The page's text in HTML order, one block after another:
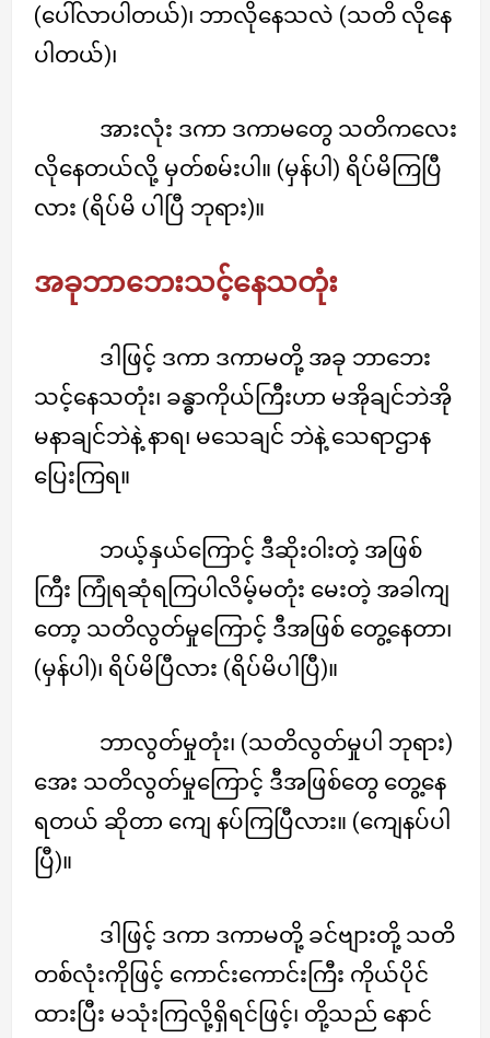
(ပေါ်လာပါတယ်)၊ ဘာလိုနေသလဲ (သတိ လိုနေ
ပါတယ်)၊
အားလုံး ဒကာ ဒကာမတွေ သတိကလေး
လိုနေတယ်လို့ မှတ်စမ်းပါ။ (မှန်ပါ) ရိပ်မိကြပြီ
လား (ရိပ်မိ ပါပြီ ဘုရား)။
အခုဘာဘေးသင့်နေသတုံး
ဒါဖြင့် ဒကာ ဒကာမတို့ အခု ဘာဘေး
သင့်နေသတုံး၊ ခန္ဓာကိုယ်ကြီးဟာ မအိုချင်ဘဲအို
မနာချင်ဘဲနဲ့ နာရ၊ မသေချင် ဘဲနဲ့ သေရာဌာန
ပြေးကြရ။
ဘယ့်နှယ်ကြောင့် ဒီဆိုးဝါးတဲ့ အဖြစ်
ကြီး ကြုံရဆုံရကြပါလိမ့်မတုံး မေးတဲ့ အခါကျ
တော့ သတိလွတ်မှုကြောင့် ဒီအဖြစ် တွေ့နေတာ၊
(မှန်ပါ)၊ ရိပ်မိပြီလား (ရိပ်မိပါပြီ)။
ဘာလွတ်မှုတုံး၊ (သတိလွတ်မှုပါ ဘုရား)
အေး သတိလွတ်မှုကြောင့် ဒီအဖြစ်တွေ တွေ့နေ
ရတယ် ဆိုတာ ကျေ နပ်ကြပြီလား။ (ကျေနပ်ပါ
ပြီ)။
ဒါဖြင့် ဒကာ ဒကာမတို့ ခင်ဗျားတို့ သတိ
တစ်လုံးကိုဖြင့် ကောင်းကောင်းကြီး ကိုယ်ပိုင်
ထားပြီး မသုံးကြလို့ရှိရင်ဖြင့်၊ တို့သည် နောင်